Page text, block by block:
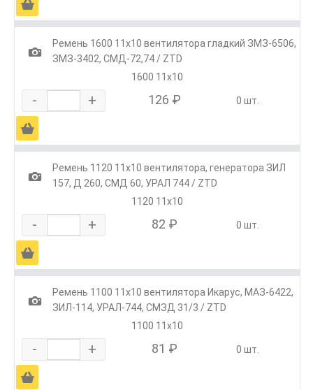
Ä
1
Ремень 1600 11х10 вентилятора гладкий ЗМЗ-6506,
ЗМЗ-3402, СМД-72,74 / ZTD
1600 11х10
- + 126 ₽ 0 шт.
Ä
1
Ремень 1120 11x10 вентилятора, генератора ЗИЛ
157, Д 260, СМД 60, УРАЛ 744 / ZTD
1120 11x10
- + 82 ₽ 0 шт.
Ä
1
Ремень 1100 11x10 вентилятора Икарус, МАЗ-6422,
ЗИЛ-114, УРАЛ-744, СМЗД 31/3 / ZTD
1100 11x10
- + 81 ₽ 0 шт.
Ä